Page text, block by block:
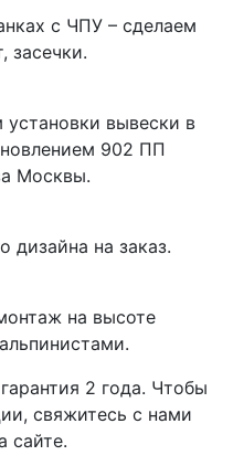
с ЧПУ – сделаем
засечки.
вывески в
902 ПП
Москвы.
дизайна на заказ.
на высоте
2 года. Чтобы
свяжитесь с нами
сайте.